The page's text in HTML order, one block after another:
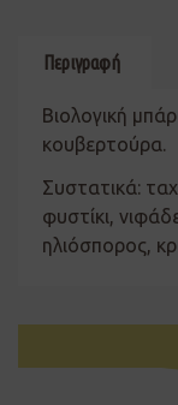
Περιγραφή
Βιολογική
κουβερτούρα.
Συστατικά:
φυστίκι,
ηλιόσπορος,